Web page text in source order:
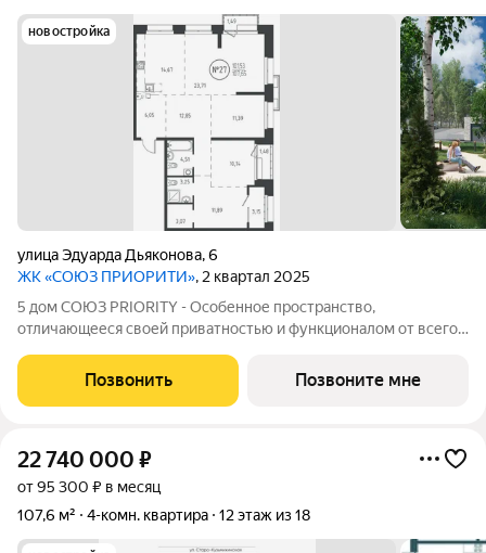
новостройка
улица Эдуарда Дьяконова,6
ЖК «СОЮЗ ПРИОРИТИ», 2 квартал 2025
5 дом СОЮЗ PRIORITY - Особенное пространство,
отличающееся своей приватностью и функционалом от всего
предпочитает более камерный формат жилья чувствовал себя
дома. Дом, обладающий потрясающими
Позвонить Позвоните мне
22 740 000 ₽
от 95 300 ₽ в месяц
107,6 м²
4-комн. квартира 12 этаж из 18